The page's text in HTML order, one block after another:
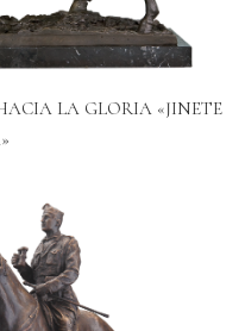
LA GLORIA «JINETE